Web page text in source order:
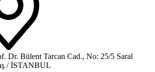
Dr. Bülent Tarcan Cad., No: 25/5 Saral
/ İSTANBUL